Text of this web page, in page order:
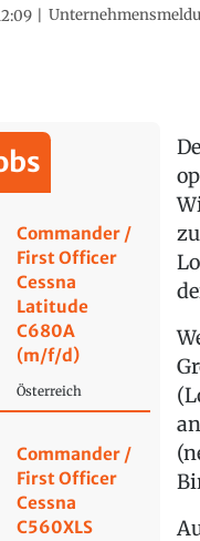
Commander /
First Officer
Cessna
Latitude
C680A
(m/f/d)
Österreich
Commander /
First Officer
Cessna
C560XLS